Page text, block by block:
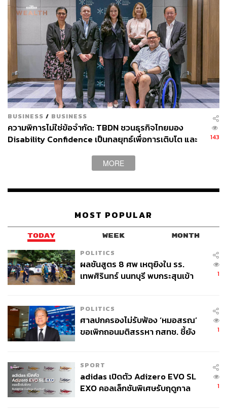
ABOUT THE AUTHOR
จิรันธนิน กมลเลิศ
Content Creator ประจำ THE STANDARD
WEALTH
BUSINESS / BUSINESS
ความพิการไม่ใช่ข้อจำกัด: TBDN ชวนธุรกิจไทยมอง
Disability Confidence เป็นกลยุทธ์เพื่อการเติบโต และ
143
MORE
MOST POPULAR
TODAY WEEK MONTH
POLITICS
ผลชันสูตร 8 ศพ เหตุยิงใน รร.
เทพศิรินทร์ นนทบุรี พบกระสุนเข้า
1
POLITICS
ศาลปกครองไม่รับฟ้อง ‘หมอสรณ’
ขอเพิกถอนมติสรรหา กสทช. ชี้ยัง
1
SPORT
adidas เปิดตัว Adizero EVO SL
EXO คอลเล็กชันพิเศษรับฤดูกาล
1